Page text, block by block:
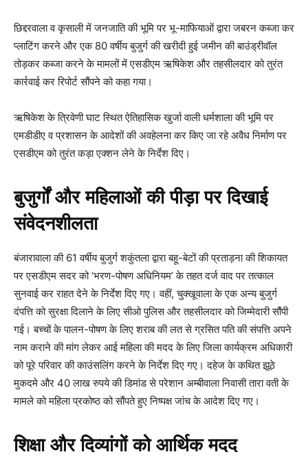
छिद्दरवाला व कृसाली में जनजाति की भूमि पर भू-माफियाओं द्वारा जबरन कब्जा कर
प्लाटिंग करने और एक 80 वर्षीय बुजुर्ग की खरीदी हुई जमीन की बाउंड्रीवॉल
तोड़कर कब्जा करने के मामलों में एसडीएम ऋषिकेश और तहसीलदार को तुरंत
कार्रवाई कर रिपोर्ट सौंपने को कहा गया।
ऋषिकेश के त्रिवेणी घाट स्थित ऐतिहासिक खुर्जा वाली धर्मशाला की भूमि पर
एमडीडीए व प्रशासन के आदेशों की अवहेलना कर किए जा रहे अवैध निर्माण पर
एसडीएम को तुरंत कड़ा एक्शन लेने के निर्देश दिए।
बुजुर्गों और महिलाओं की पीड़ा पर दिखाई
संवेदनशीलता
बंजारावाला की 61 वर्षीय बुजुर्ग शकुंतला द्वारा बहू-बेटों की प्रताड़ना की शिकायत
पर एसडीएम सदर को ‘भरण-पोषण अधिनियम’ के तहत दर्ज वाद पर तत्काल
सुनवाई कर राहत देने के निर्देश दिए गए। वहीं, चुक्खूवाला के एक अन्य बुजुर्ग
दंपत्ति को सुरक्षा दिलाने के लिए सीओ पुलिस और तहसीलदार को जिम्मेदारी सौंपी
गई। बच्चों के पालन-पोषण के लिए शराब की लत से ग्रसित पति की संपत्ति अपने
नाम कराने की मांग लेकर आई महिला की मदद के लिए जिला कार्यक्रम अधिकारी
को पूरे परिवार की काउंसलिंग करने के निर्देश दिए गए। दहेज के कथित झूठे
मुकदमे और 40 लाख रुपये की डिमांड से परेशान अम्बीवाला निवासी तारा वती के
मामले को महिला प्रकोष्ठ को सौंपते हुए निष्पक्ष जांच के आदेश दिए गए।
शिक्षा और दिव्यांगों को आर्थिक मदद